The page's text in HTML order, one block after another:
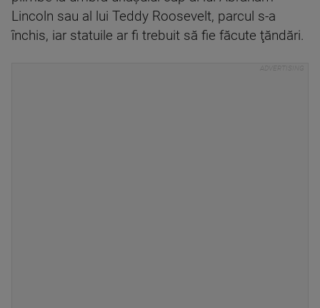
Lincoln sau al lui Teddy Roosevelt, parcul s-a
închis, iar statuile ar fi trebuit să fie făcute ţăndări.